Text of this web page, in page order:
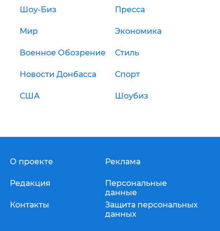
Шоу-Биз Пресса
Мир Экономика
Военное Обозрение Стиль
Новости Донбасса Спорт
США Шоубиз
О проекте
Редакция
Контакты
Реклама
Персональные
данные
Защита персональных
данных